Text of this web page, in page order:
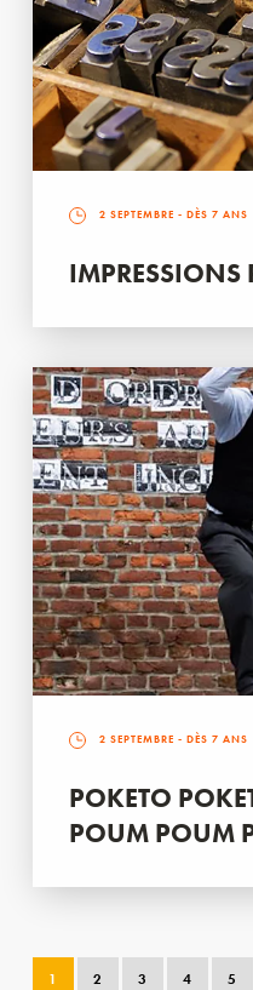
2 SEPTEMBRE - DÈS 7 ANS
IMPRESSIONS
2 SEPTEMBRE - DÈS 7 ANS
POKETO
POUM POUM
1 2 3 4 5